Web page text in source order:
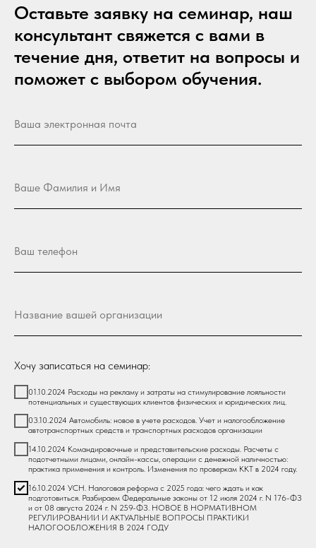
Оставьте заявку на семинар, наш
консультант свяжется с вами в
течение дня, ответит на вопросы и
поможет с выбором обучения.
Хочу записаться на семинар:
01.10.2024 Расходы на рекламу и затраты на стимулирование лояльности
потенциальных и существующих клиентов физических и юридических лиц.
03.10.2024 Автомобиль: новое в учете расходов. Учет и налогообложение
автотранспортных средств и транспортных расходов организации
14.10.2024 Командировочные и представительские расходы. Расчеты с
подотчетными лицами, онлайн-кассы, операции с денежной наличностью:
практика применения и контроль. Изменения по проверкам ККТ в 2024 году.
16.10.2024 УСН. Налоговая реформа с 2025 года: чего ждать и как
подготовиться. Разбираем Федеральные законы от 12 июля 2024 г. N 176-ФЗ
и от 08 августа 2024 г. N 259-ФЗ. НОВОЕ В НОРМАТИВНОМ
РЕГУЛИРОВАНИИ И АКТУАЛЬНЫЕ ВОПРОСЫ ПРАКТИКИ
НАЛОГООБЛОЖЕНИЯ В 2024 ГОДУ